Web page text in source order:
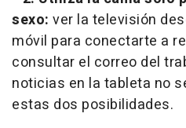
sexo: ver la televisión
móvil para conectarte a
consultar el correo del
noticias en la tableta no
estas dos posibilidades.